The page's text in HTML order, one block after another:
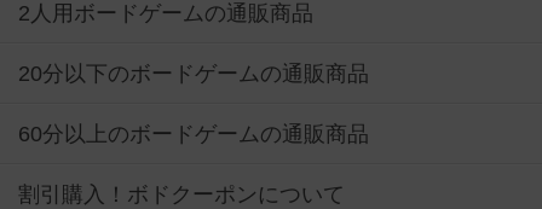
2人用ボードゲームの通販商品
20分以下のボードゲームの通販商品
60分以上のボードゲームの通販商品
割引購入！ボドクーポンについて